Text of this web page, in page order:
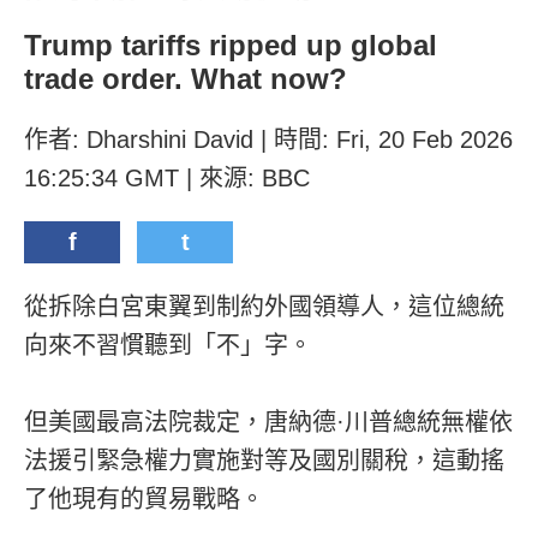
Trump tariffs ripped up global
trade order. What now?
作者: Dharshini David | 時間: Fri, 20 Feb 2026
16:25:34 GMT | 來源: BBC
f t
從拆除白宮東翼到制約外國領導人，這位總統
向來不習慣聽到「不」字。
但美國最高法院裁定，唐納德·川普總統無權依
法援引緊急權力實施對等及國別關稅，這動搖
了他現有的貿易戰略。